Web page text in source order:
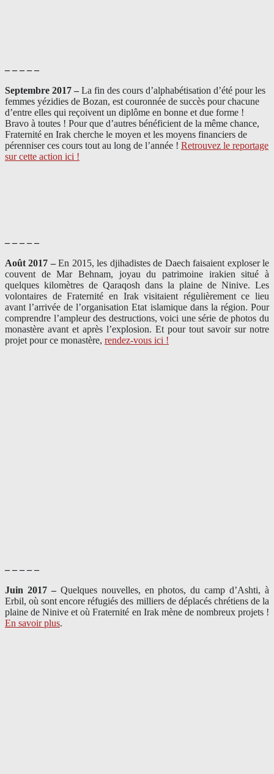
– – – – –
Septembre 2017 – La fin des cours d’alphabétisation d’été pour les
femmes yézidies de Bozan, est couronnée de succès pour chacune
d’entre elles qui reçoivent un diplôme en bonne et due forme !
Bravo à toutes ! Pour que d’autres bénéficient de la même chance,
Fraternité en Irak cherche le moyen et les moyens financiers de
pérenniser ces cours tout au long de l’année ! Retrouvez le reportage
sur cette action ici !
– – – – –
Août 2017 –En 2015, les djihadistes de Daech faisaient exploser le
couvent de Mar Behnam, joyau du patrimoine irakien situé à
quelques kilomètres de Qaraqosh dans la plaine de Ninive. Les
volontaires de Fraternité en Irak visitaient régulièrement ce lieu
avant l’arrivée de l’organisation Etat islamique dans la région. Pour
comprendre l’ampleur des destructions, voici une série de photos du
monastère avant et après l’explosion. Et pour tout savoir sur notre
projet pour ce monastère, rendez-vous ici !
– – – – –
Juin 2017 – Quelques nouvelles, en photos, du camp d’Ashti, à
Erbil, où sont encore réfugiés des milliers de déplacés chrétiens de la
plaine de Ninive et où Fraternité en Irak mène de nombreux projets !
En savoir plus.